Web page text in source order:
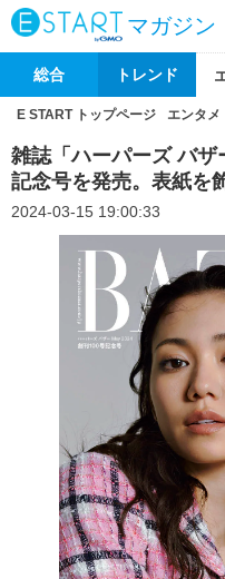
マガジン
総合 トレンド
E START トップページ エンタメ
雑誌「ハーパーズ バ
記念号を発売。表紙を
2024-03-15 19:00:33